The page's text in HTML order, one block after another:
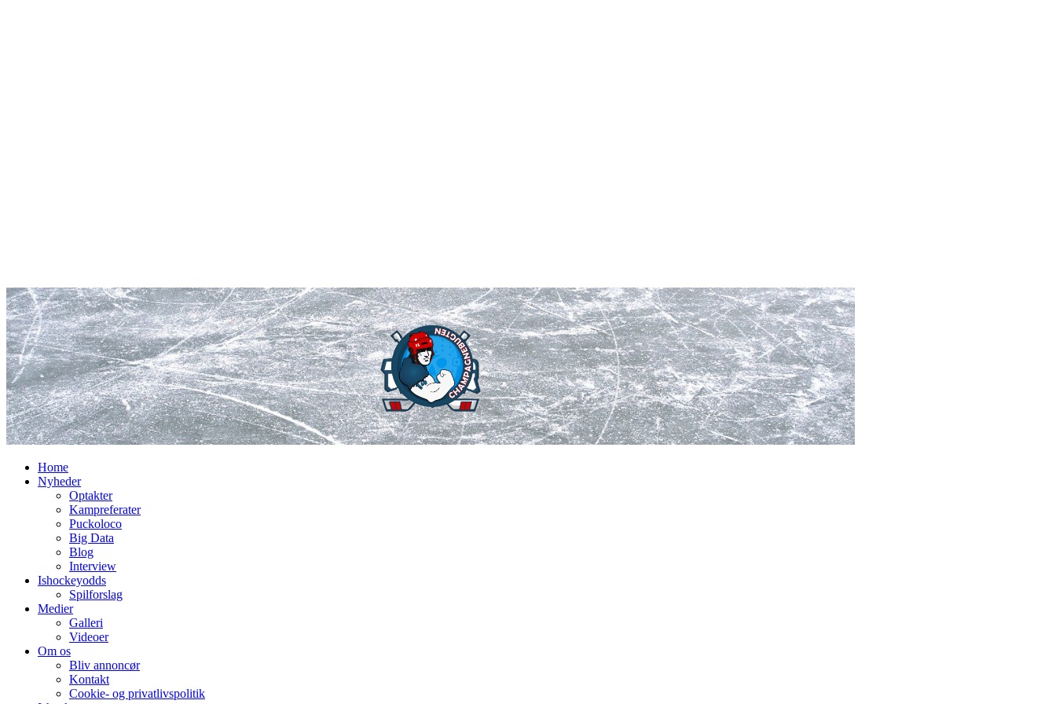
Home
Nyheder
Optakter
Kampreferater
Puckoloco
Big Data
Blog
Interview
Ishockeyodds
Spilforslag
Medier
Galleri
Videoer
Om os
Bliv annoncør
Kontakt
Cookie- og privatlivspolitik